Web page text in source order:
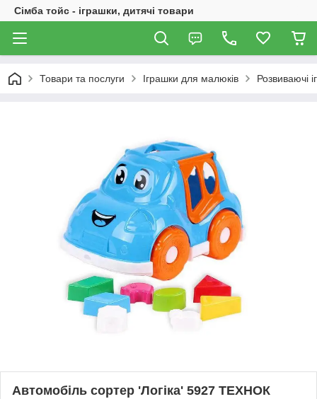
Сімба тойс - іграшки, дитячі товари
Товари та послуги Іграшки для малюків Розвиваючі
Автомобіль сортер 'Логіка' 5927 ТЕХНОК